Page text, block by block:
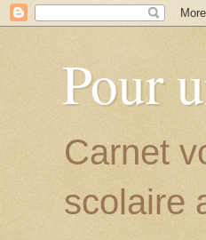
Pour
Carnet
scolaire